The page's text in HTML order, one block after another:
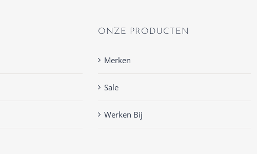
ONZE PRODUCTEN
Merken
Sale
Werken Bij